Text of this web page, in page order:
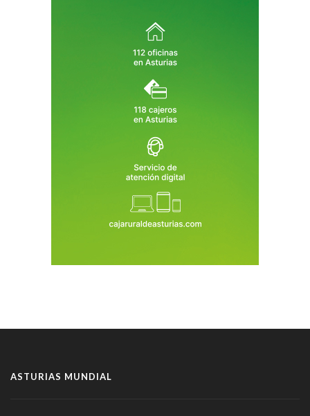
ASTURIAS MUNDIAL